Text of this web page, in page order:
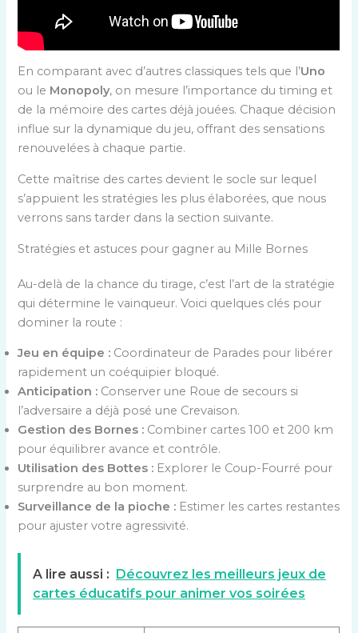
En comparant avec d’autres classiques tels que l’Uno
ou le Monopoly, on mesure l’importance du timing et
de la mémoire des cartes déjà jouées. Chaque décision
influe sur la dynamique du jeu, offrant des sensations
renouvelées à chaque partie.
Cette maîtrise des cartes devient le socle sur lequel
s’appuient les stratégies les plus élaborées, que nous
verrons sans tarder dans la section suivante.
Stratégies et astuces pour gagner au Mille Bornes
Au-delà de la chance du tirage, c’est l’art de la stratégie
qui détermine le vainqueur. Voici quelques clés pour
dominer la route :
Jeu en équipe : Coordinateur de Parades pour libérer
rapidement un coéquipier bloqué.
Anticipation : Conserver une Roue de secours si
l’adversaire a déjà posé une Crevaison.
Gestion des Bornes : Combiner cartes 100 et 200 km
pour équilibrer avance et contrôle.
Utilisation des Bottes : Explorer le Coup-Fourré pour
surprendre au bon moment.
Surveillance de la pioche : Estimer les cartes restantes
pour ajuster votre agressivité.
A lire aussi : Découvrez les meilleurs jeux de
cartes éducatifs pour animer vos soirées